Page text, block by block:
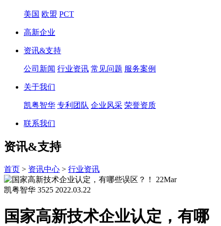
美国 欧盟 PCT
高新企业
资讯&支持
公司新闻 行业资讯 常见问题 服务案例
关于我们
凯粤智华 专利团队 企业风采 荣誉资质
联系我们
资讯&支持
首页 > 资讯中心 > 行业资讯
22Mar
凯粤智华 3525 2022.03.22
国家高新技术企业认定，有哪